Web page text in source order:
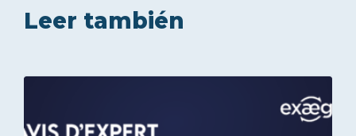
Leer también